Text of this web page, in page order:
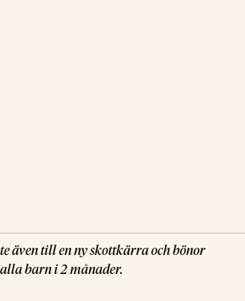
även till en ny skottkärra och bönor
barn i 2 månader.